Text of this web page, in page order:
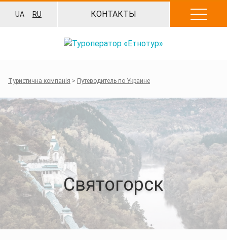
UA RU КОНТАКТЫ
Туристична компанія > Путеводитель по Украине
Святогорск